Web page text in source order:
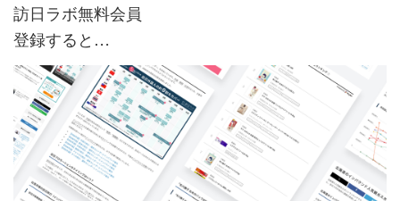
訪日ラボ無料会員
登録すると…